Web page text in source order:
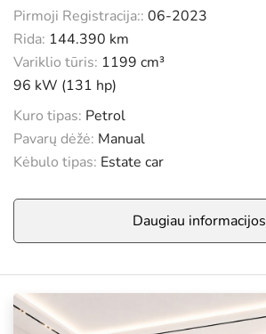
Pirmoji Registracija:: 06-2023
Rida: 144.390 km
Variklio tūris: 1199 cm³
96 kW (131 hp)
Kuro tipas: Petrol
Pavarų dėžė: Manual
Kėbulo tipas: Estate car
Daugiau informacijos